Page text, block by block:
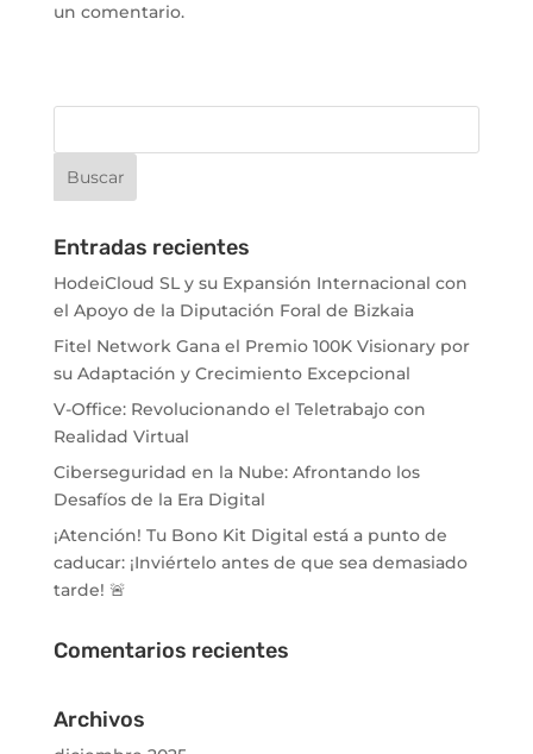
un comentario.
Entradas recientes
HodeiCloud SL y su Expansión Internacional con
el Apoyo de la Diputación Foral de Bizkaia
Fitel Network Gana el Premio 100K Visionary por
su Adaptación y Crecimiento Excepcional
V-Office: Revolucionando el Teletrabajo con
Realidad Virtual
Ciberseguridad en la Nube: Afrontando los
Desafíos de la Era Digital
¡Atención! Tu Bono Kit Digital está a punto de
caducar: ¡Inviértelo antes de que sea demasiado
tarde! 🚨
Comentarios recientes
Archivos